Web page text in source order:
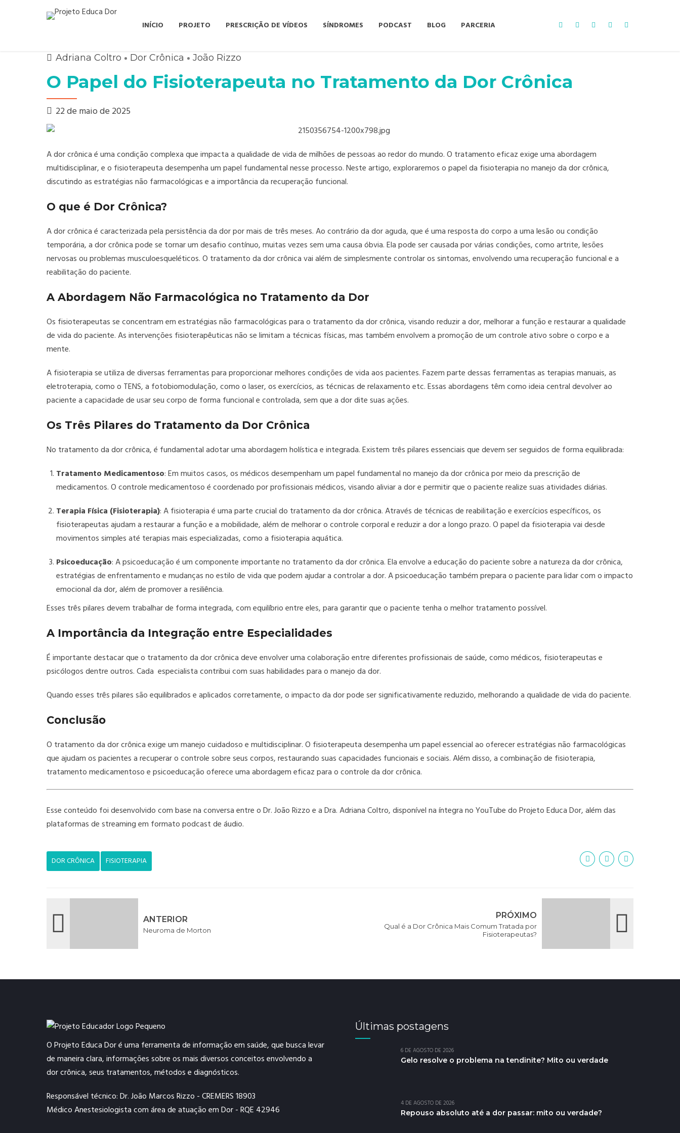
INÍCIO PROJETO PRESCRIÇÃO DE VÍDEOS SÍNDROMES PODCAST BLOG PARCERIA
Adriana Coltro Dor Crônica João Rizzo
O Papel do Fisioterapeuta no Tratamento da Dor Crônica
22 de maio de 2025
A dor crônica é uma condição complexa que impacta a qualidade de vida de milhões de pessoas ao redor do mundo. O tratamento eficaz exige uma abordagem
multidisciplinar, e o fisioterapeuta desempenha um papel fundamental nesse processo. Neste artigo, exploraremos o papel da fisioterapia no manejo da dor crônica,
discutindo as estratégias não farmacológicas e a importância da recuperação funcional.
O que é Dor Crônica?
A dor crônica é caracterizada pela persistência da dor por mais de três meses. Ao contrário da dor aguda, que é uma resposta do corpo a uma lesão ou condição
temporária, a dor crônica pode se tornar um desafio contínuo, muitas vezes sem uma causa óbvia. Ela pode ser causada por várias condições, como artrite, lesões
nervosas ou problemas musculoesqueléticos. O tratamento da dor crônica vai além de simplesmente controlar os sintomas, envolvendo uma recuperação funcional e a
reabilitação do paciente.
A Abordagem Não Farmacológica no Tratamento da Dor
Os fisioterapeutas se concentram em estratégias não farmacológicas para o tratamento da dor crônica, visando reduzir a dor, melhorar a função e restaurar a qualidade
de vida do paciente. As intervenções fisioterapêuticas não se limitam a técnicas físicas, mas também envolvem a promoção de um controle ativo sobre o corpo e a
mente.
A fisioterapia se utiliza de diversas ferramentas para proporcionar melhores condições de vida aos pacientes. Fazem parte dessas ferramentas as terapias manuais, as
eletroterapia, como o TENS, a fotobiomodulação, como o laser, os exercícios, as técnicas de relaxamento etc. Essas abordagens têm como ideia central devolver ao
paciente a capacidade de usar seu corpo de forma funcional e controlada, sem que a dor dite suas ações.
Os Três Pilares do Tratamento da Dor Crônica
No tratamento da dor crônica, é fundamental adotar uma abordagem holística e integrada. Existem três pilares essenciais que devem ser seguidos de forma equilibrada:
Tratamento Medicamentoso: Em muitos casos, os médicos desempenham um papel fundamental no manejo da dor crônica por meio da prescrição de
medicamentos. O controle medicamentoso é coordenado por profissionais médicos, visando aliviar a dor e permitir que o paciente realize suas atividades diárias.
Terapia Física (Fisioterapia): A fisioterapia é uma parte crucial do tratamento da dor crônica. Através de técnicas de reabilitação e exercícios específicos, os
fisioterapeutas ajudam a restaurar a função e a mobilidade, além de melhorar o controle corporal e reduzir a dor a longo prazo. O papel da fisioterapia vai desde
movimentos simples até terapias mais especializadas, como a fisioterapia aquática.
Psicoeducação: A psicoeducação é um componente importante no tratamento da dor crônica. Ela envolve a educação do paciente sobre a natureza da dor crônica,
estratégias de enfrentamento e mudanças no estilo de vida que podem ajudar a controlar a dor. A psicoeducação também prepara o paciente para lidar com o impacto
emocional da dor, além de promover a resiliência.
Esses três pilares devem trabalhar de forma integrada, com equilíbrio entre eles, para garantir que o paciente tenha o melhor tratamento possível.
A Importância da Integração entre Especialidades
É importante destacar que o tratamento da dor crônica deve envolver uma colaboração entre diferentes profissionais de saúde, como médicos, fisioterapeutas e
psicólogos dentre outros. Cada especialista contribui com suas habilidades para o manejo da dor.
Quando esses três pilares são equilibrados e aplicados corretamente, o impacto da dor pode ser significativamente reduzido, melhorando a qualidade de vida do paciente.
Conclusão
O tratamento da dor crônica exige um manejo cuidadoso e multidisciplinar. O fisioterapeuta desempenha um papel essencial ao oferecer estratégias não farmacológicas
que ajudam os pacientes a recuperar o controle sobre seus corpos, restaurando suas capacidades funcionais e sociais. Além disso, a combinação de fisioterapia,
tratamento medicamentoso e psicoeducação oferece uma abordagem eficaz para o controle da dor crônica.
Esse conteúdo foi desenvolvido com base na conversa entre o Dr. João Rizzo e a Dra. Adriana Coltro, disponível na íntegra no YouTube do Projeto Educa Dor, além das
plataformas de streaming em formato podcast de áudio.
DOR CRÔNICA FISIOTERAPIA
ANTERIOR
Neuroma de Morton
PRÓXIMO
Qual é a Dor Crônica Mais Comum Tratada por
Fisioterapeutas?
O Projeto Educa Dor é uma ferramenta de informação em saúde, que busca levar
de maneira clara, informações sobre os mais diversos conceitos envolvendo a
dor crônica, seus tratamentos, métodos e diagnósticos.
Responsável técnico: Dr. João Marcos Rizzo - CREMERS 18903
Médico Anestesiologista com área de atuação em Dor - RQE 42946
Últimas postagens
6 DE AGOSTO DE 2026
Gelo resolve o problema na tendinite? Mito ou verdade
4 DE AGOSTO DE 2026
Repouso absoluto até a dor passar: mito ou verdade?